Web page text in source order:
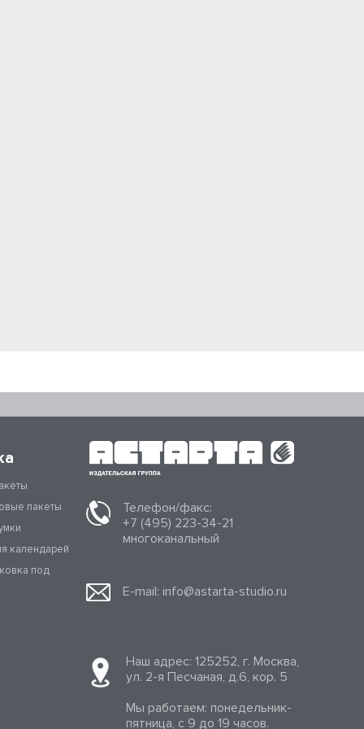
пакеты
календарей
под
Телефон/факс:
+7 (495) 223-34-21
многоканальный
E-mail: info@astarta-studio.ru
Наш адрес: 125252, г. Москва,
ул. 2-я Песчаная, д.6, кор. 5
Мы работаем: понедельник-
пятница, с 9 до 19 часов.